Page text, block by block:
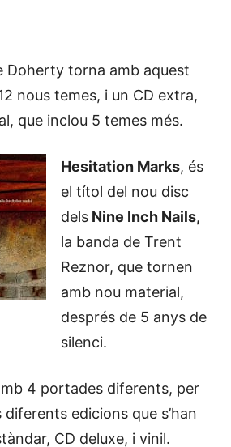
Doherty torna amb aquest
nous temes, i un CD extra,
que inclou 5 temes més.
Hesitation Marks, és
el títol del nou disc
dels Nine Inch Nails,
la banda de Trent
Reznor, que tornen
amb nou material,
després de 5 anys de
silenci.
4 portades diferents, per
edicions que s’han
CD deluxe, i vinil.